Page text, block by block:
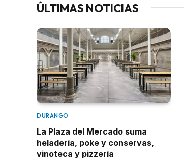
ÚLTIMAS NOTICIAS
DURANGO
La Plaza del Mercado suma
heladería, poke y conservas,
vinoteca y pizzería